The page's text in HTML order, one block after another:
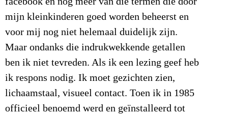
mijn kleinkinderen goed worden beheerst en
voor mij nog niet helemaal duidelijk zijn.
Maar ondanks die indrukwekkende getallen
ben ik niet tevreden. Als ik een lezing geef heb
ik respons nodig. Ik moet gezichten zien,
lichaamstaal, visueel contact. Toen ik in 1985
officieel benoemd werd en geïnstalleerd tot